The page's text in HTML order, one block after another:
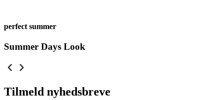
perfect summer
Summer Days Look
Tilmeld nyhedsbreve